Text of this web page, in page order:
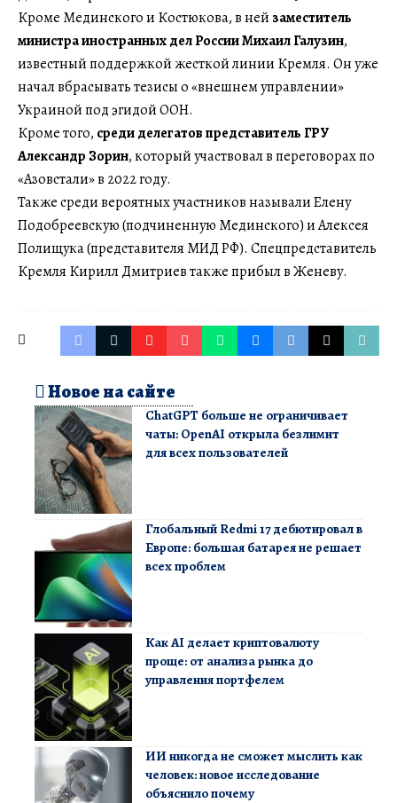
Кроме Мединского и Костюкова, в ней заместитель
министра иностранных дел России Михаил Галузин,
известный поддержкой жесткой линии Кремля. Он уже
начал вбрасывать тезисы о «внешнем управлении»
Украиной под эгидой ООН.
Кроме того, среди делегатов представитель ГРУ
Александр Зорин, который участвовал в переговорах по
«Азовстали» в 2022 году.
Также среди вероятных участников называли Елену
Подобреевскую (подчиненную Мединского) и Алексея
Полищука (представителя МИД РФ). Спецпредставитель
Кремля Кирилл Дмитриев также прибыл в Женеву.
Новое на сайте
ChatGPT больше не ограничивает
чаты: OpenAI открыла безлимит
для всех пользователей
Глобальный Redmi 17 дебютировал в
Европе: большая батарея не решает
всех проблем
Как AI делает криптовалюту
проще: от анализа рынка до
управления портфелем
ИИ никогда не сможет мыслить как
человек: новое исследование
объяснило почему